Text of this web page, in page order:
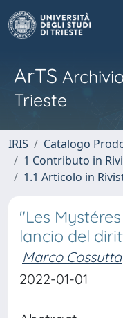
ArTS
Trieste
IRIS
Catalogo
1 Contributo in
1.1 Articolo in
"Les
lancio del
Marco Cossutta
2022-01-01